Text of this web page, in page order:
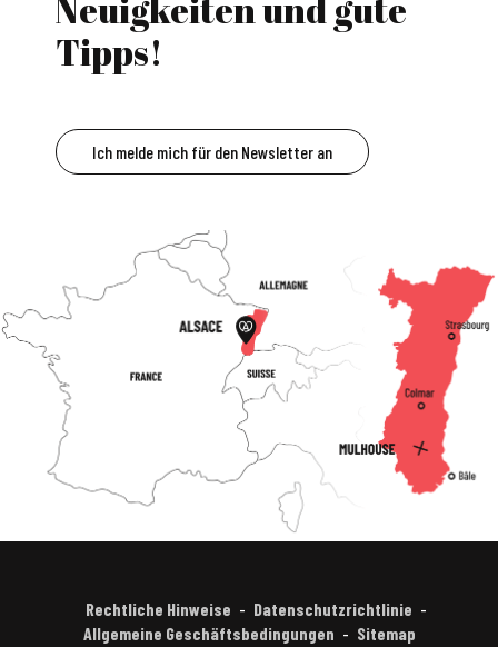
Neuigkeiten und gute
Tipps!
Ich melde mich für den Newsletter an
Rechtliche Hinweise
Datenschutzrichtlinie
Allgemeine Geschäftsbedingungen
Sitemap